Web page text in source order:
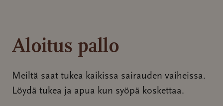
Aloitus pallo
Meiltä saat tukea kaikissa sairauden vaiheissa.
Löydä tukea ja apua kun syöpä koskettaa.